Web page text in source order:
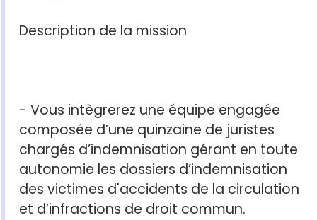
Description de la mission
- Vous intègrerez une équipe engagée
composée d’une quinzaine de juristes
chargés d’indemnisation gérant en toute
autonomie les dossiers d’indemnisation
des victimes d'accidents de la circulation
et d’infractions de droit commun.